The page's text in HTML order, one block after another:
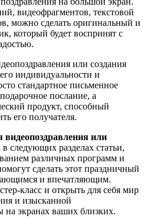
видеофрагментов, текстовой
можно сделать оригинальный и
который будет воспринят с
или создания
индивидуальности и
стандартное письменное
послание, а
продукт, способный
его получателя.
видеопоздравления или
следующих разделах статьи,
различных программ и
сделать этот праздничный
и впечатляющим.
класс и открыть для себя мир
и изысканной
на экранах ваших близких.